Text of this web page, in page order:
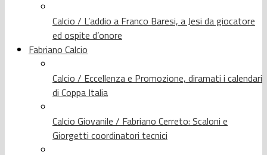
Calcio / L’addio a Franco Baresi, a Jesi da giocatore
ed ospite d’onore
Fabriano Calcio
Calcio / Eccellenza e Promozione, diramati i calendari
di Coppa Italia
Calcio Giovanile / Fabriano Cerreto: Scaloni e
Giorgetti coordinatori tecnici